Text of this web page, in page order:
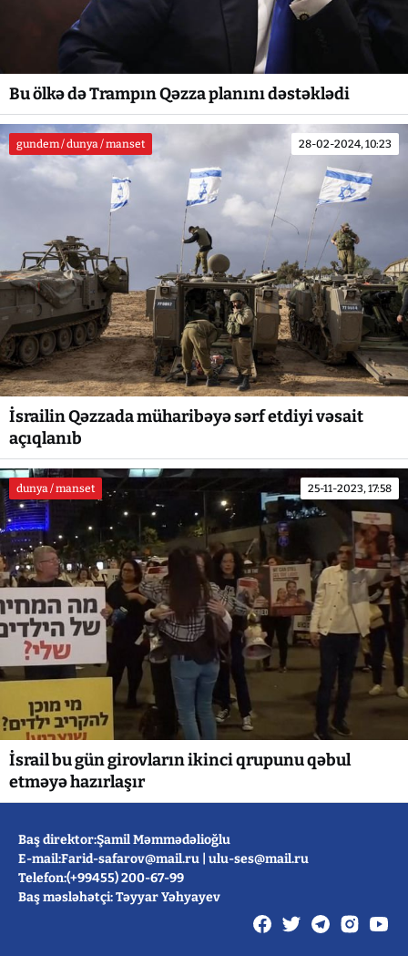
Bu ölkə də Trampın Qəzza planını dəstəklədi
gundem / dunya / manset 28-02-2024, 10:23
İsrailin Qəzzada müharibəyə sərf etdiyi vəsait
açıqlanıb
dunya / manset 25-11-2023, 17:58
İsrail bu gün girovların ikinci qrupunu qəbul
etməyə hazırlaşır
Baş direktor:Şamil Məmmədəlioğlu
E-mail:Farid-safarov@mail.ru ulu-ses@mail.ru
Telefon:(+99455) 200-67-99
Baş məsləhətçi: Təyyar Yəhyayev